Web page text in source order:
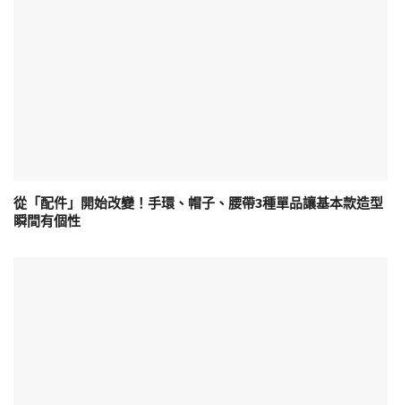
從「配件」開始改變！手環、帽子、腰帶3種單品讓基本款造型
瞬間有個性